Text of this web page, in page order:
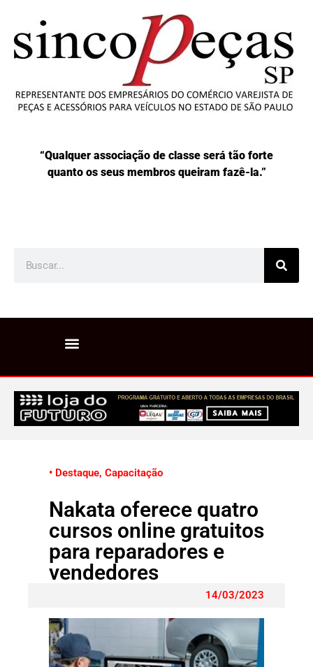
“Qualquer associação de classe será tão forte
quanto os seus membros queiram fazê-la.”
• Destaque, Capacitação
Nakata oferece quatro
cursos online gratuitos
para reparadores e
vendedores
14/03/2023